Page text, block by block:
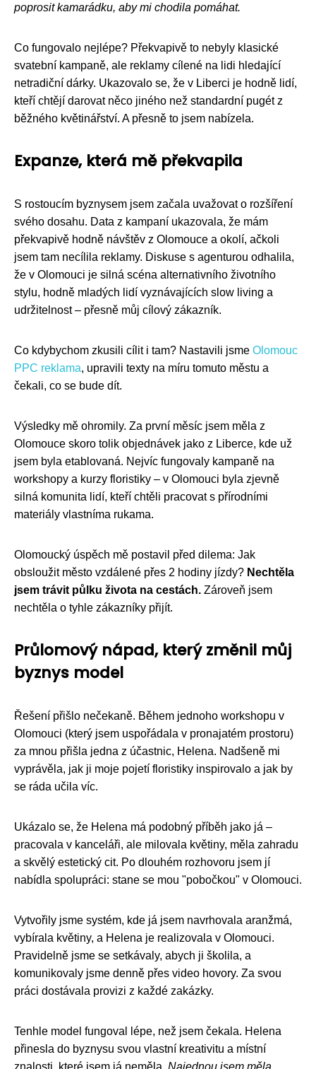
poprosit kamarádku, aby mi chodila pomáhat.
Co fungovalo nejlépe? Překvapivě to nebyly klasické
svatební kampaně, ale reklamy cílené na lidi hledající
netradiční dárky. Ukazovalo se, že v Liberci je hodně lidí,
kteří chtějí darovat něco jiného než standardní pugét z
běžného květinářství. A přesně to jsem nabízela.
Expanze, která mě překvapila
S rostoucím byznysem jsem začala uvažovat o rozšíření
svého dosahu. Data z kampaní ukazovala, že mám
překvapivě hodně návštěv z Olomouce a okolí, ačkoli
jsem tam necílila reklamy. Diskuse s agenturou odhalila,
že v Olomouci je silná scéna alternativního životního
stylu, hodně mladých lidí vyznávajících slow living a
udržitelnost – přesně můj cílový zákazník.
Co kdybychom zkusili cílit i tam? Nastavili jsme Olomouc
PPC reklama, upravili texty na míru tomuto městu a
čekali, co se bude dít.
Výsledky mě ohromily. Za první měsíc jsem měla z
Olomouce skoro tolik objednávek jako z Liberce, kde už
jsem byla etablovaná. Nejvíc fungovaly kampaně na
workshopy a kurzy floristiky – v Olomouci byla zjevně
silná komunita lidí, kteří chtěli pracovat s přírodními
materiály vlastníma rukama.
Olomoucký úspěch mě postavil před dilema: Jak
obsloužit město vzdálené přes 2 hodiny jízdy? Nechtěla
jsem trávit půlku života na cestách. Zároveň jsem
nechtěla o tyhle zákazníky přijít.
Průlomový nápad, který změnil můj
byznys model
Řešení přišlo nečekaně. Během jednoho workshopu v
Olomouci (který jsem uspořádala v pronajatém prostoru)
za mnou přišla jedna z účastnic, Helena. Nadšeně mi
vyprávěla, jak ji moje pojetí floristiky inspirovalo a jak by
se ráda učila víc.
Ukázalo se, že Helena má podobný příběh jako já –
pracovala v kanceláři, ale milovala květiny, měla zahradu
a skvělý estetický cit. Po dlouhém rozhovoru jsem jí
nabídla spolupráci: stane se mou "pobočkou" v Olomouci.
Vytvořily jsme systém, kde já jsem navrhovala aranžmá,
vybírala květiny, a Helena je realizovala v Olomouci.
Pravidelně jsme se setkávaly, abych ji školila, a
komunikovaly jsme denně přes video hovory. Za svou
práci dostávala provizi z každé zakázky.
Tenhle model fungoval lépe, než jsem čekala. Helena
přinesla do byznysu svou vlastní kreativitu a místní
znalosti, které jsem já neměla. Najednou jsem měla